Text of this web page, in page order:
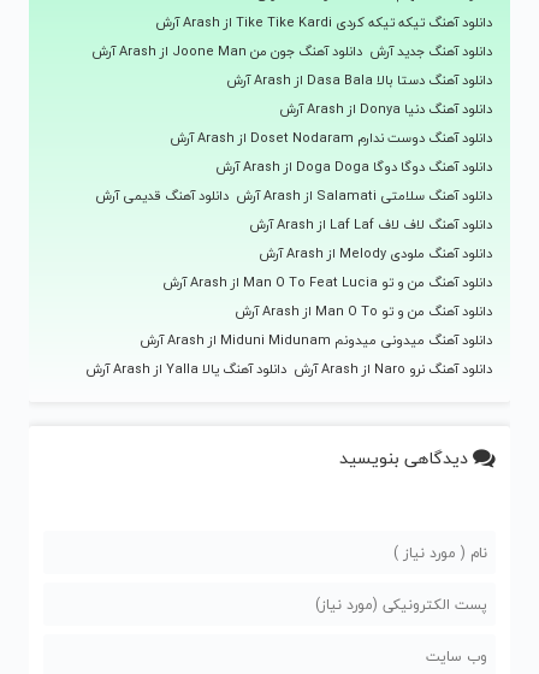
دانلود آهنگ تیکه تیکه کردی Tike Tike Kardi از Arash آرش
دانلود آهنگ جدید آرش دانلود آهنگ جون من Joone Man از Arash آرش
دانلود آهنگ دستا بالا Dasa Bala از Arash آرش
دانلود آهنگ دنیا Donya از Arash آرش
دانلود آهنگ دوست ندارم Doset Nodaram از Arash آرش
دانلود آهنگ دوگا دوگا Doga Doga از Arash آرش
دانلود آهنگ سلامتی Salamati از Arash آرش
دانلود آهنگ قدیمی آرش
دانلود آهنگ لاف لاف Laf Laf از Arash آرش
دانلود آهنگ ملودی Melody از Arash آرش
دانلود آهنگ من و تو Man O To Feat Lucia از Arash آرش
دانلود آهنگ من و تو Man O To از Arash آرش
دانلود آهنگ میدونی میدونم Miduni Midunam از Arash آرش
دانلود آهنگ نرو Naro از Arash آرش
دانلود آهنگ یالا Yalla از Arash آرش
دیدگاهی بنویسید